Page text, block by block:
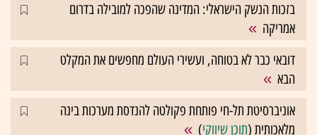
בזכות הנשק הישראלי: המדינה שהפכה למובילה בדרום
אמריקה
דובאי כבר לא בטוחה, ועשירי העולם מחפשים את המקלט
הבא
אוניברסיטת תל-חי פותחת פקולטה להנדסת מערכות בינה
מלאכותית (תוכן שיווקי)